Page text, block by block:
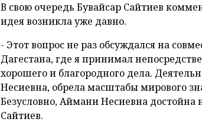
В свою очередь Бувайсар Сайтиев
идея возникла уже давно.
- Этот вопрос не раз обсуждался на
Дагестана, где я принимал
хорошего и благородного дела.
Несиевна, обрела масштабы мирового
Безусловно, Аймани Несиевна достойна
Сайтиев.